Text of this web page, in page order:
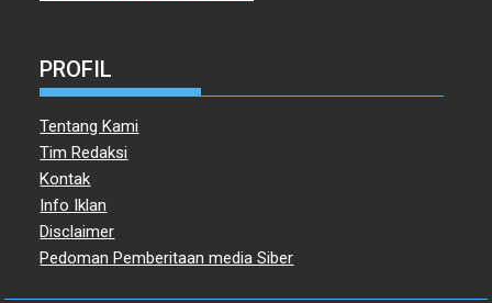
PROFIL
Tentang Kami
Tim Redaksi
Kontak
Info Iklan
Disclaimer
Pedoman Pemberitaan media Siber